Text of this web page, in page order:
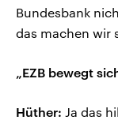
Bundesbank
das machen wir
„EZB bewegt
Hüther: Ja das